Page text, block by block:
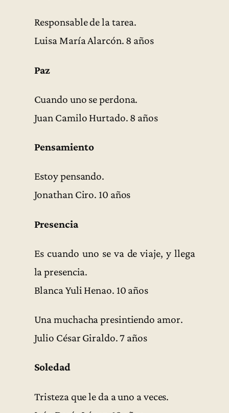
Responsable de la tarea.
Luisa María Alarcón. 8 años
Paz
Cuando uno se perdona.
Juan Camilo Hurtado. 8 años
Pensamiento
Estoy pensando.
Jonathan Ciro. 10 años
Presencia
Es cuando uno se va de viaje, y llega
la presencia.
Blanca Yuli Henao. 10 años
Una muchacha presintiendo amor.
Julio César Giraldo. 7 años
Soledad
Tristeza que le da a uno a veces.